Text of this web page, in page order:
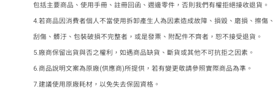
包括主要商品、使用手冊、註冊回函、週邊零件，否則我們有權拒絕接收退貨。
4.若商品因消費者個人不當使用拆卸產生人為因素造成故障、損毀、磨損、擦傷、
刮傷、髒汙、包裝破損不完整者，或是發票、附配件不齊者，恕不接受退貨。
5.廠商保留出貨與否之權利，如遇商品缺貨、斷貨或其他不可抗拒之因素。
6.商品說明文案為原廠(供應商)所提供，若有變更敬請參照實際商品為準。
7.建議使用原廠耗材，以免失去保固資格。